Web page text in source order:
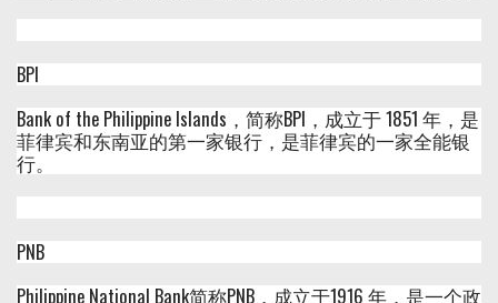
BPI
Bank of the Philippine Islands，简称BPI，成立于 1851 年，是
菲律宾和东南亚的第一家银行，是菲律宾的一家全能银
行。
PNB
Philippine National Bank简称PNB，成立于1916 年，是一个政